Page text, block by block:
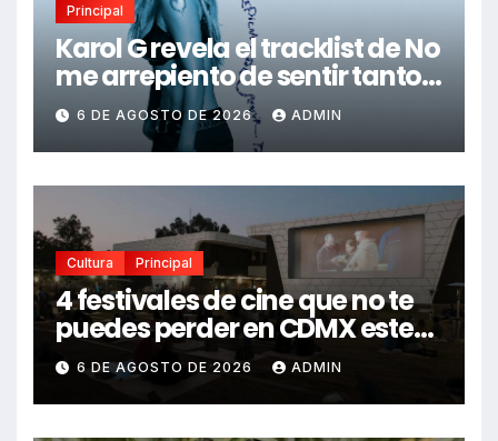
Principal
Karol G revela el tracklist de No
me arrepiento de sentir tanto:
Drake, Bruno Mars y más
estrellas se suman al álbum
6 DE AGOSTO DE 2026 ADMIN
Cultura Principal
4 festivales de cine que no te
puedes perder en CDMX este
2026
6 DE AGOSTO DE 2026 ADMIN